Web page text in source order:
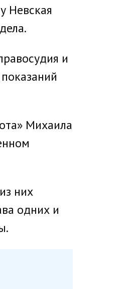
Невская
и
Михаила
них
одних и